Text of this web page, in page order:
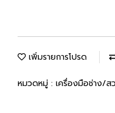
เพิ่มรายการโปรด
หมวดหมู่ : เครื่องมือช่าง/ส